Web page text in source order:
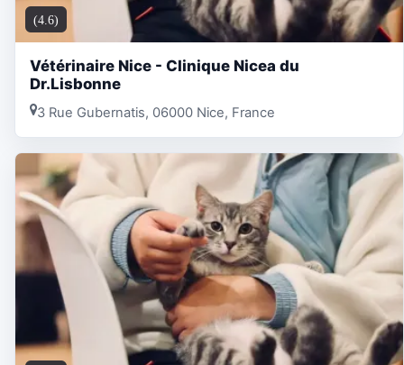
(4.6)
Vétérinaire Nice - Clinique Nicea du
Dr.Lisbonne
3 Rue Gubernatis, 06000 Nice, France